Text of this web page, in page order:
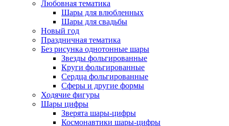
Любовная тематика
Шары для влюбленных
Шары для свадьбы
Новый год
Праздничная тематика
Без рисунка однотонные шары
Звезды фольгированные
Круги фольгированные
Сердца фольгированные
Сферы и другие формы
Ходячие фигуры
Шары цифры
Зверята шары-цифры
Космонавтики шары-цифры